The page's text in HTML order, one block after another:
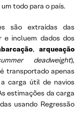
todo para o país.
são extraídas das
e incluem dados dos
,arqueação
deadweight),
transportado apenas
carga útil de navios
estimações da carga
usando Regressão